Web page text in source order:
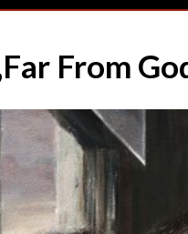
From